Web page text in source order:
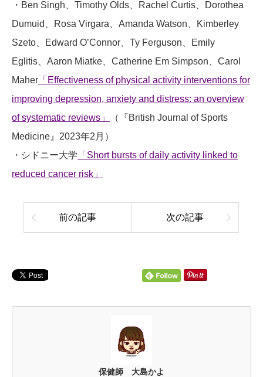
・Ben Singh、Timothy Olds、Rachel Curtis、Dorothea
Dumuid、Rosa Virgara、Amanda Watson、Kimberley
Szeto、Edward O’Connor、Ty Ferguson、Emily
Eglitis、Aaron Miatke、Catherine Em Simpson、Carol
Maher 「Effectiveness of physical activity interventions for
improving depression, anxiety and distress: an overview
of systematic reviews」
（『British Journal of Sports
Medicine』2023年2月）
・シドニー大学 「Short bursts of daily activity linked to
reduced cancer risk」
前の記事 次の記事
保健師 大島かよ